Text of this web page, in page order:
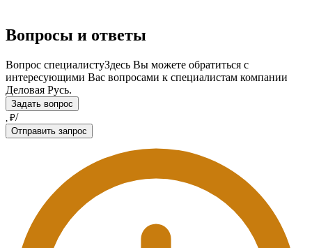
Вопросы и ответы
Вопрос специалистуЗдесь Вы можете обратиться с
интересующими Вас вопросами к специалистам компании
Деловая Русь.
Задать вопрос
, ₽/
Отправить запрос